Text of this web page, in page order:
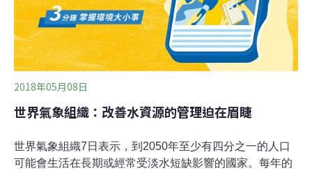
水對農作的影響越來越顯著。2019年春天，后里地區因為
久旱不雨，灌溉用水不足農民無法插秧，秧苗商只
2018年05月08日
世界氣象組織：改善水資源的管理迫在眉睫
世界氣象組織7日表示，到2050年至少有四分之一的人口
可能會生活在長期或經常受淡水短缺影響的國家。每年的